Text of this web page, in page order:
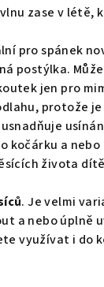
zase v létě,
pro spánek
postýlka.
jen pro
protože
kočárku a nebo
života
. Je velmi
a nebo úplně
využívat i do